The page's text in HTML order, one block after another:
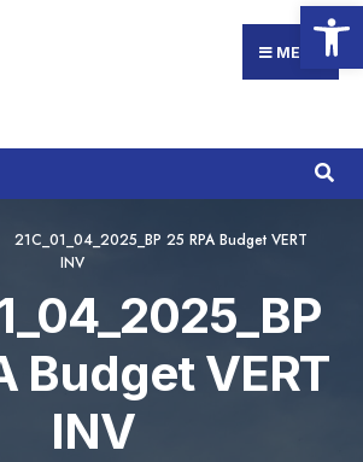
Ouvrir
MENU
21C_01_04_2025_BP 25 RPA Budget VERT
INV
Budget VERT
INV